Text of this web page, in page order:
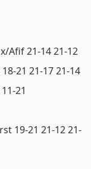
Afif 21-14 21-12
21 21-17 21-14
21
19-21 21-12 21-